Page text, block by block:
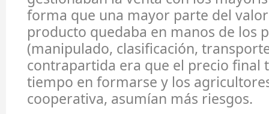
forma que una mayor parte del
producto quedaba en manos de los
(manipulado, clasificación,
contrapartida era que el precio final
tiempo en formarse y los
cooperativa, asumían más riesgos.